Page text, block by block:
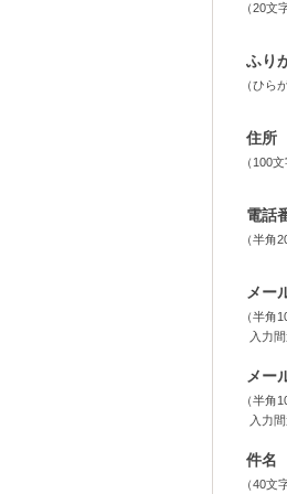
（20文
ふり
（ひら
住所
（100
電話
（半角
メー
（半角
入力
メー
（半角
入力
件名
（40文